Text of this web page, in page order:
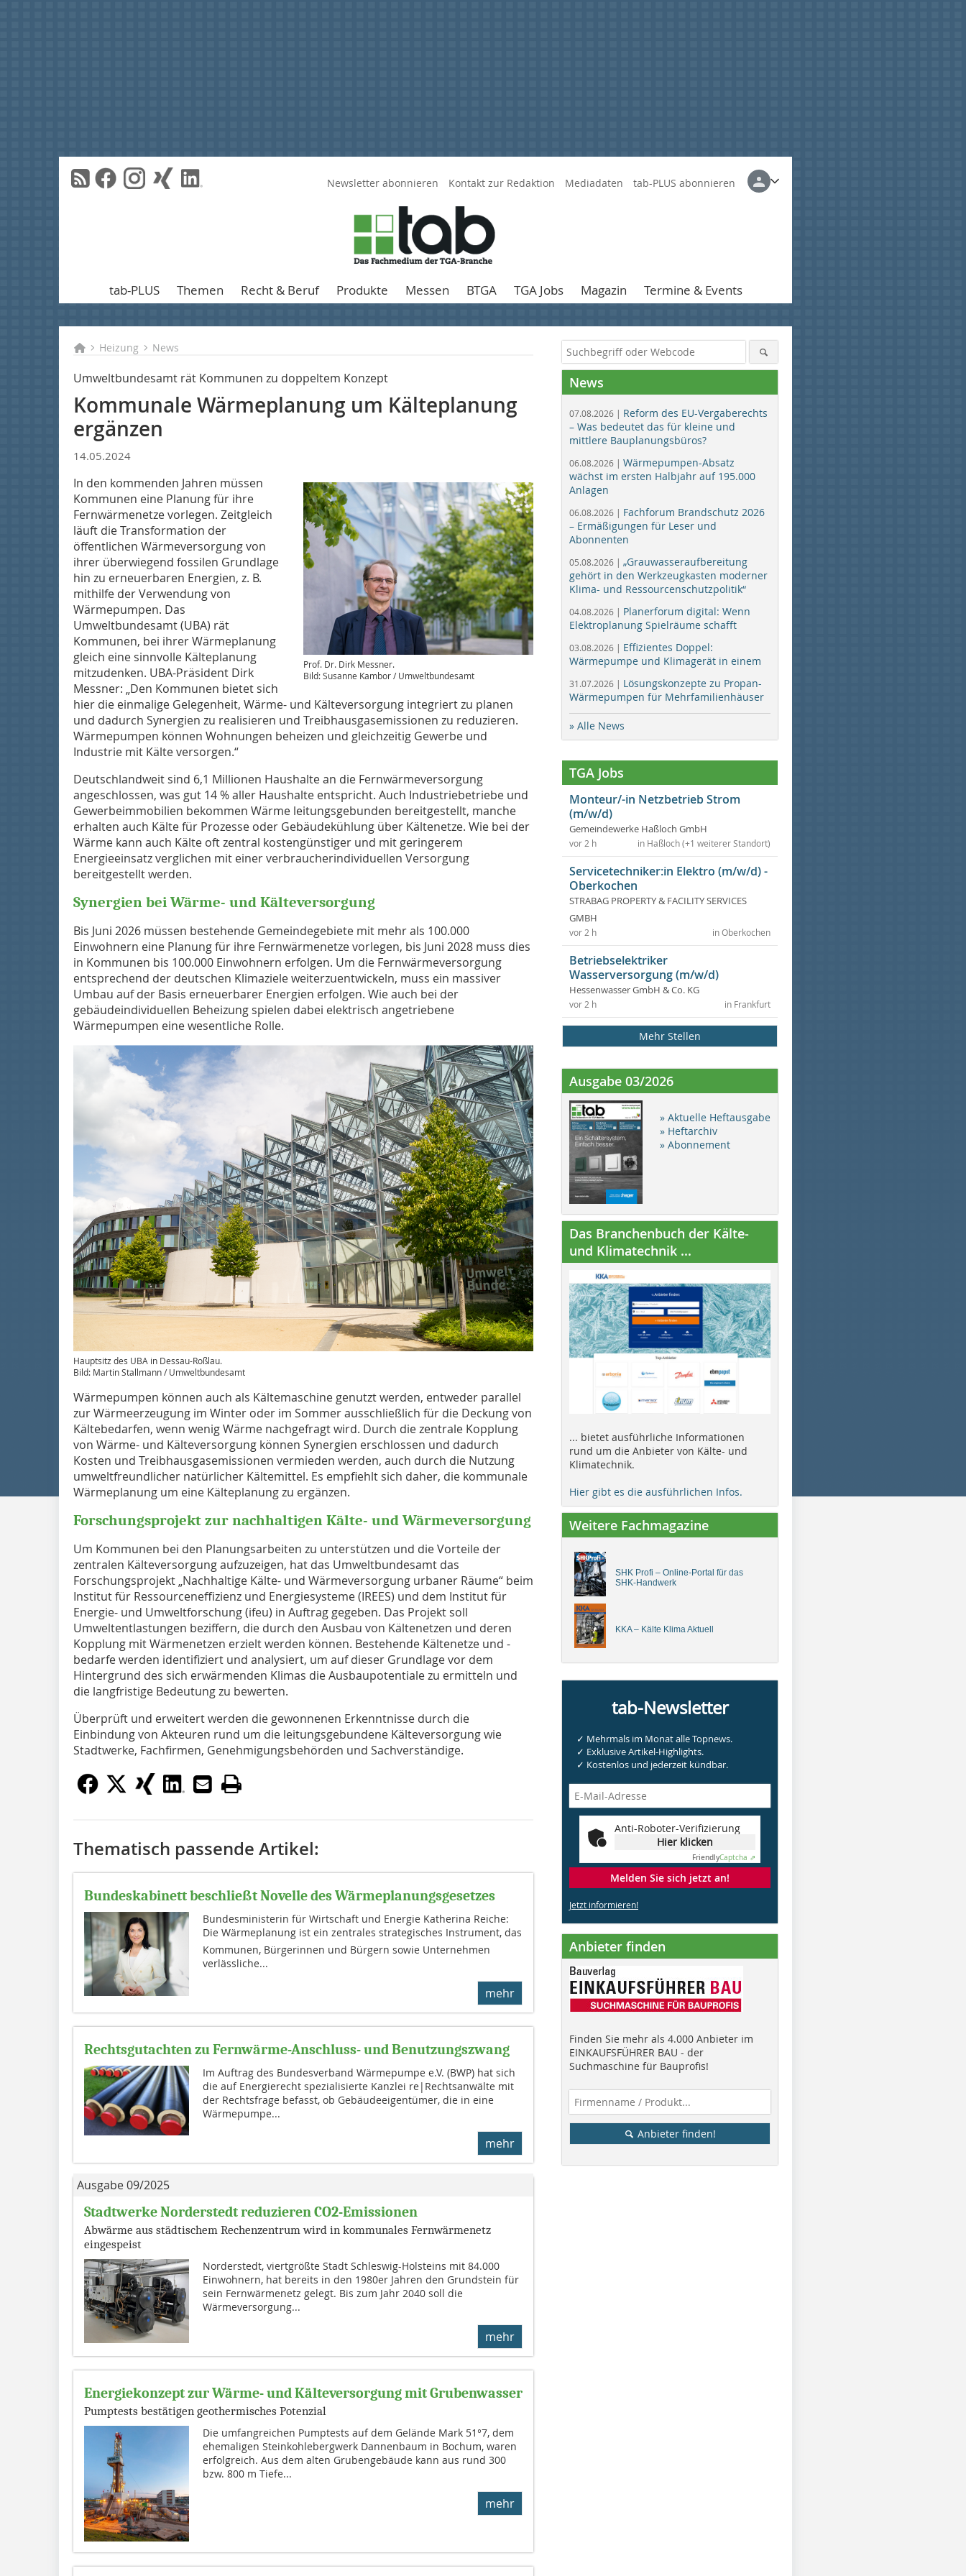
Newsletter abonnieren Kontakt zur Redaktion Mediadaten tab-PLUS abonnieren
tab-PLUS Themen Recht & Beruf Produkte Messen BTGA TGA Jobs Magazin Termine & Events
Heizung News
Umweltbundesamt rät Kommunen zu doppeltem Konzept
Kommunale Wärmeplanung um Kälteplanung
ergänzen
14.05.2024
Prof. Dr. Dirk Messner.
Bild: Susanne Kambor / Umweltbundesamt
In den kommenden Jahren müssen
Kommunen eine Planung für ihre
Fernwärmenetze vorlegen. Zeitgleich
läuft die Transformation der
öffentlichen Wärmeversorgung von
ihrer überwiegend fossilen Grundlage
hin zu erneuerbaren Energien, z. B.
mithilfe der Verwendung von
Wärmepumpen. Das
Umweltbundesamt (UBA) rät
Kommunen, bei ihrer Wärmeplanung
gleich eine sinnvolle Kälteplanung
mitzudenken. UBA⁠-Präsident Dirk
Messner: „Den Kommunen bietet sich
hier die einmalige Gelegenheit, Wärme- und Kälteversorgung integriert zu planen
und dadurch Synergien zu realisieren und Treibhausgasemissionen zu reduzieren.
Wärmepumpen können Wohnungen beheizen und gleichzeitig Gewerbe und
Industrie mit Kälte versorgen.“
Deutschlandweit sind 6,1 Millionen Haushalte an die Fernwärmeversorgung
angeschlossen, was gut 14 % aller Haushalte entspricht. Auch Industriebetriebe und
Gewerbeimmobilien bekommen Wärme leitungsgebunden bereitgestellt, manche
erhalten auch Kälte für Prozesse oder Gebäudekühlung über Kältenetze. Wie bei der
Wärme kann auch Kälte oft zentral kostengünstiger und mit geringerem
Energieeinsatz verglichen mit einer verbraucherindividuellen Versorgung
bereitgestellt werden.
Synergien bei Wärme- und Kälteversorgung
Bis Juni 2026 müssen bestehende Gemeindegebiete mit mehr als 100.000
Einwohnern eine Planung für ihre Fernwärmenetze vorlegen, bis Juni 2028 muss dies
in Kommunen bis 100.000 Einwohnern erfolgen. Um die Fernwärmeversorgung
entsprechend der deutschen Klimaziele weiterzuentwickeln, muss ein massiver
Umbau auf der Basis erneuerbarer Energien erfolgen. Wie auch bei der
gebäudeindividuellen Beheizung spielen dabei elektrisch angetriebene
Wärmepumpen eine wesentliche Rolle.
Hauptsitz des UBA in Dessau-Roßlau.
Bild: Martin Stallmann / Umweltbundesamt
Wärmepumpen können auch als Kältemaschine genutzt werden, entweder parallel
zur Wärmeerzeugung im Winter oder im Sommer ausschließlich für die Deckung von
Kältebedarfen, wenn wenig Wärme nachgefragt wird. Durch die zentrale Kopplung
von Wärme- und Kälteversorgung können Synergien erschlossen und dadurch
Kosten und Treibhausgasemissionen vermieden werden, auch durch die Nutzung
umweltfreundlicher natürlicher Kältemittel. Es empfiehlt sich daher, die kommunale
Wärmeplanung um eine Kälteplanung zu ergänzen.
Forschungsprojekt zur nachhaltigen Kälte- und Wärmeversorgung
Um Kommunen bei den Planungsarbeiten zu unterstützen und die Vorteile der
zentralen Kälteversorgung aufzuzeigen, hat das Umweltbundesamt das
Forschungsprojekt „Nachhaltige Kälte- und Wärmeversorgung urbaner Räume“ beim
Institut für Ressourceneffizienz und Energiesysteme (IREES) und dem Institut für
Energie- und Umweltforschung (ifeu) in Auftrag gegeben. Das Projekt soll
Umweltentlastungen beziffern, die durch den Ausbau von Kältenetzen und deren
Kopplung mit Wärmenetzen erzielt werden können. Bestehende Kältenetze und -
bedarfe werden identifiziert und analysiert, um auf dieser Grundlage vor dem
Hintergrund des sich erwärmenden Klimas die Ausbaupotentiale zu ermitteln und
die langfristige Bedeutung zu bewerten.
Überprüft und erweitert werden die gewonnenen Erkenntnisse durch die
Einbindung von Akteuren rund um die leitungsgebundene Kälteversorgung wie
Stadtwerke, Fachfirmen, Genehmigungsbehörden und Sachverständige.
Thematisch passende Artikel:
Bundeskabinett beschließt Novelle des Wärmeplanungsgesetzes
Bundesministerin für Wirtschaft und Energie Katherina Reiche:
Die Wärmeplanung ist ein zentrales strategisches Instrument, das
Kommunen, Bürgerinnen und Bürgern sowie Unternehmen
verlässliche...
mehr
Rechtsgutachten zu Fernwärme-Anschluss- und Benutzungszwang
Im Auftrag des Bundesverband Wärmepumpe e.V. (BWP) hat sich
die auf Energierecht spezialisierte Kanzlei re|Rechtsanwälte mit
der Rechtsfrage befasst, ob Gebäudeeigentümer, die in eine
Wärmepumpe...
mehr
Ausgabe 09/2025
Stadtwerke Norderstedt reduzieren CO2-Emissionen
Abwärme aus städtischem Rechenzentrum wird in ­kommunales Fernwärmenetz
eingespeist
Norderstedt, viertgrößte Stadt Schleswig-Holsteins mit 84.000
Einwohnern, hat bereits in den 1980er Jahren den Grundstein für
sein Fernwärmenetz gelegt. Bis zum Jahr 2040 soll die
Wärmeversorgung...
mehr
Energiekonzept zur Wärme- und Kälteversorgung mit Grubenwasser
Pumptests bestätigen geothermisches Potenzial
Die umfangreichen Pumptests auf dem Gelände Mark 51°7, dem
ehemaligen Steinkohlebergwerk Dannenbaum in Bochum, waren
erfolgreich. Aus dem alten Grubengebäude kann aus rund 300
bzw. 800 m Tiefe...
mehr
News
07.08.2026 | Reform des EU-Vergaberechts
– Was bedeutet das für kleine und
mittlere Bauplanungsbüros?
06.08.2026 | Wärmepumpen-Absatz
wächst im ersten Halbjahr auf 195.000
Anlagen
06.08.2026 | Fachforum Brandschutz 2026
– Ermäßigungen für Leser und
Abonnenten
05.08.2026 | „Grauwasseraufbereitung
gehört in den Werkzeugkasten moderner
Klima- und Ressourcenschutzpolitik“
04.08.2026 | Planerforum digital: Wenn
Elektroplanung Spielräume schafft
03.08.2026 | Effizientes Doppel:
Wärmepumpe und Klimagerät in einem
31.07.2026 | Lösungskonzepte zu Propan-
Wärmepumpen für Mehrfamilienhäuser
» Alle News
TGA Jobs
Monteur/-in Netzbetrieb Strom
(m/w/d)
Gemeindewerke Haßloch GmbH
in Haßloch (+1 weiterer Standort)
vor 2 h
Servicetechniker:in Elektro (m/w/d) -
Oberkochen
STRABAG PROPERTY & FACILITY SERVICES
GMBH
in Oberkochen
vor 2 h
Betriebselektriker
Wasserversorgung (m/w/d)
Hessenwasser GmbH & Co. KG
in Frankfurt
vor 2 h
Mehr Stellen
Ausgabe 03/2026
» Aktuelle Heftausgabe
» Heftarchiv
» Abonnement
Das Branchenbuch der Kälte-
und Klimatechnik ...
... bietet ausführliche Informationen
rund um die Anbieter von Kälte- und
Klimatechnik.
Hier gibt es die ausführlichen Infos.
Weitere Fachmagazine
SHK Profi – Online-Portal für das
SHK-Handwerk
KKA – Kälte Klima Aktuell
tab-Newsletter
✓ Mehrmals im Monat alle Topnews.
✓ Exklusive Artikel-Highlights.
✓ Kostenlos und jederzeit kündbar.
Anti-Roboter-Verifizierung
Hier klicken
FriendlyCaptcha ⇗
Melden Sie sich jetzt an!
Jetzt informieren!
Anbieter finden
Finden Sie mehr als 4.000 Anbieter im
EINKAUFSFÜHRER BAU - der
Suchmaschine für Bauprofis!
Anbieter finden!